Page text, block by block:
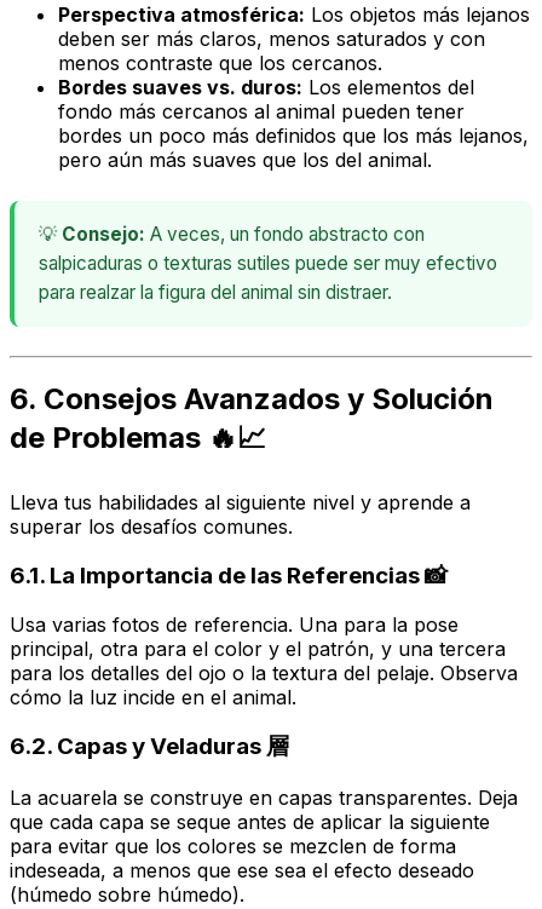
Perspectiva atmosférica: Los objetos más lejanos
deben ser más claros, menos saturados y con
menos contraste que los cercanos.
Bordes suaves vs. duros: Los elementos del
fondo más cercanos al animal pueden tener
bordes un poco más definidos que los más lejanos,
pero aún más suaves que los del animal.
💡 Consejo: A veces, un fondo abstracto con
salpicaduras o texturas sutiles puede ser muy efectivo
para realzar la figura del animal sin distraer.
6. Consejos Avanzados y Solución
de Problemas 🔥📈
Lleva tus habilidades al siguiente nivel y aprende a
superar los desafíos comunes.
6.1. La Importancia de las Referencias 📸
Usa varias fotos de referencia. Una para la pose
principal, otra para el color y el patrón, y una tercera
para los detalles del ojo o la textura del pelaje. Observa
cómo la luz incide en el animal.
6.2. Capas y Veladuras 層
La acuarela se construye en capas transparentes. Deja
que cada capa se seque antes de aplicar la siguiente
para evitar que los colores se mezclen de forma
indeseada, a menos que ese sea el efecto deseado
(húmedo sobre húmedo).